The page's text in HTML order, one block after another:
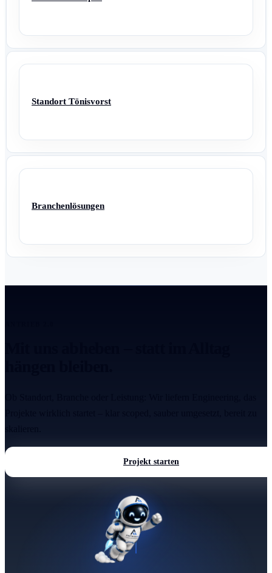
Standort Tönisvorst
Branchenlösungen
Projekt starten